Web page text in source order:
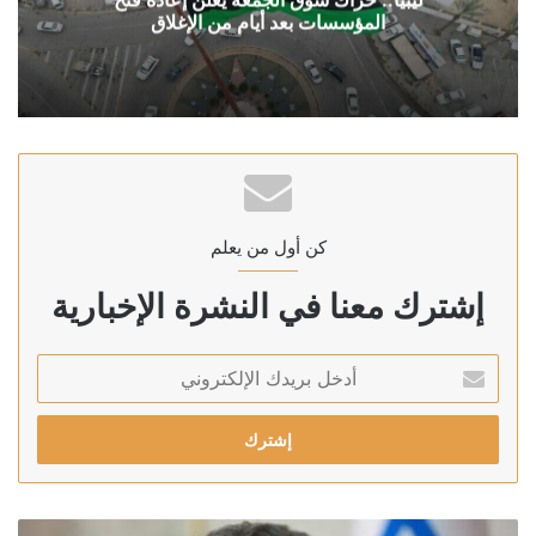
المؤسسات بعد أيام من الإغلاق
كن أول من يعلم
إشترك معنا في النشرة الإخبارية
بريدك
الإلكتروني